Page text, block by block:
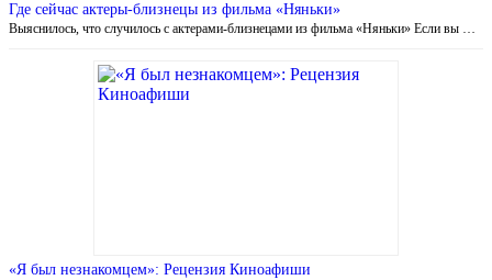
Где сейчас актеры-близнецы из фильма «Няньки»
Выяснилось, что случилось с актерами-близнецами из фильма «Няньки» Если вы …
«Я был незнакомцем»: Рецензия Киноафиши